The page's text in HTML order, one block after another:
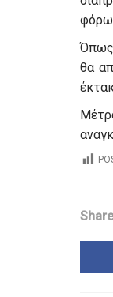
Όπως
θα
Share